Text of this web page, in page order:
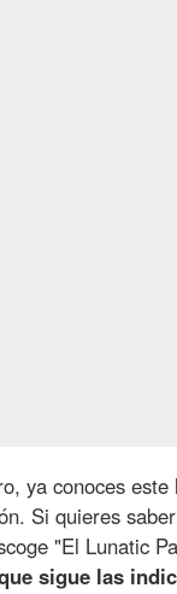
ya conoces
Si quieres
"El Lunatic
sigue las